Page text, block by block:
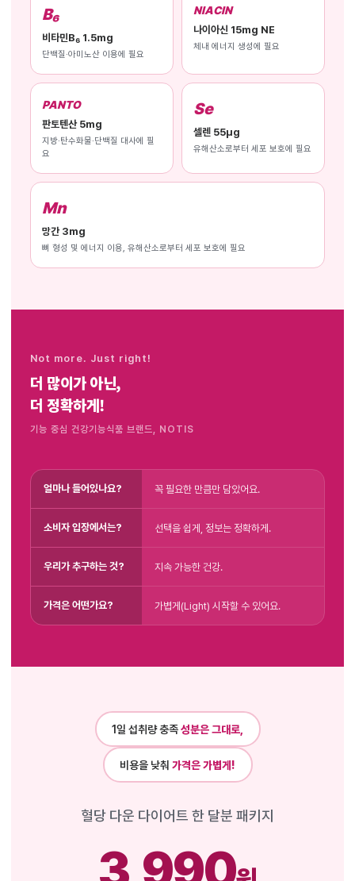
B₆
비타민B₆ 1.5mg
단백질·아미노산 이용에 필요
NIACIN
나이아신 15mg NE
체내 에너지 생성에 필요
PANTO
판토텐산 5mg
지방·탄수화물·단백질 대사에 필
요
Se
셀렌 55μg
유해산소로부터 세포 보호에 필요
Mn
망간 3mg
뼈 형성 및 에너지 이용, 유해산소로부터 세포 보호에 필요
Not more. Just right!
더 많이가 아닌,
더 정확하게!
기능 중심 건강기능식품 브랜드, NOTIS
얼마나 들어있나요? 꼭 필요한 만큼만 담았어요.
소비자 입장에서는? 선택을 쉽게, 정보는 정확하게.
우리가 추구하는 것? 지속 가능한 건강.
가격은 어떤가요? 가볍게(Light) 시작할 수 있어요.
1일 섭취량 충족성분은 그대로,
비용을 낮춰 가격은 가볍게!
혈당 다운 다이어트 한 달분 패키지